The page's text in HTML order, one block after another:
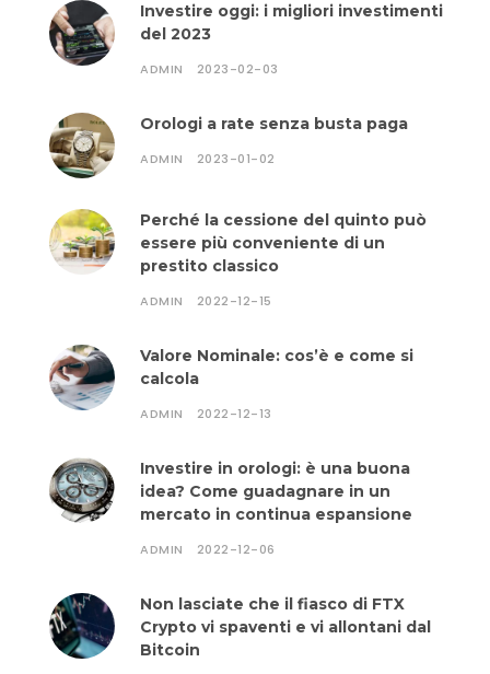
Investire oggi: i migliori investimenti
del 2023
ADMIN 2023-02-03
Orologi a rate senza busta paga
ADMIN 2023-01-02
Perché la cessione del quinto può
essere più conveniente di un
prestito classico
ADMIN 2022-12-15
Valore Nominale: cos’è e come si
calcola
ADMIN 2022-12-13
Investire in orologi: è una buona
idea? Come guadagnare in un
mercato in continua espansione
ADMIN 2022-12-06
Non lasciate che il fiasco di FTX
Crypto vi spaventi e vi allontani dal
Bitcoin